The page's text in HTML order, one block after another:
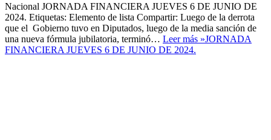
Nacional JORNADA FINANCIERA JUEVES 6 DE JUNIO DE
2024. Etiquetas: Elemento de lista Compartir: Luego de la derrota
que el Gobierno tuvo en Diputados, luego de la media sanción de
una nueva fórmula jubilatoria, terminó… Leer más »JORNADA
FINANCIERA JUEVES 6 DE JUNIO DE 2024.